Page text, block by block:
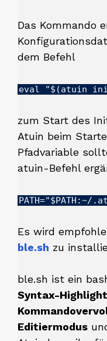
Das Kommando
dem Befehl
eval "$(atuin
zum Start des
Atuin beim
Pfadvariable
atuin-Befehl
PATH="$PATH:~/
Es wird
ble.sh zu
ble.sh ist ein
Syntax-
Editiermodus